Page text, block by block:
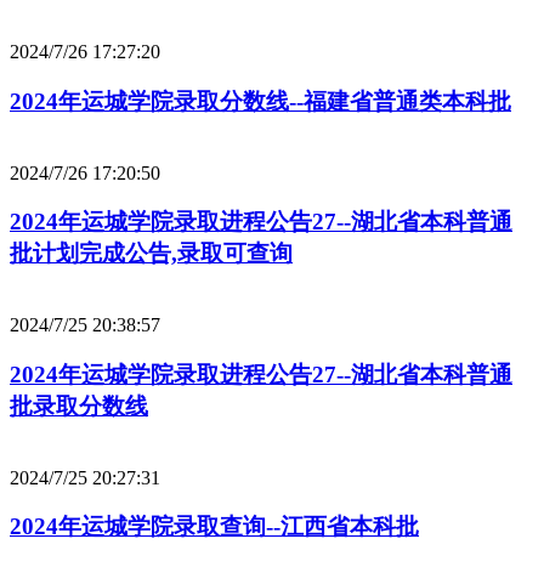
2024/7/26 17:27:20
2024年运城学院录取分数线--福建省普通类本科批
2024/7/26 17:20:50
2024年运城学院录取进程公告27--湖北省本科普通
批计划完成公告,录取可查询
2024/7/25 20:38:57
2024年运城学院录取进程公告27--湖北省本科普通
批录取分数线
2024/7/25 20:27:31
2024年运城学院录取查询--江西省本科批